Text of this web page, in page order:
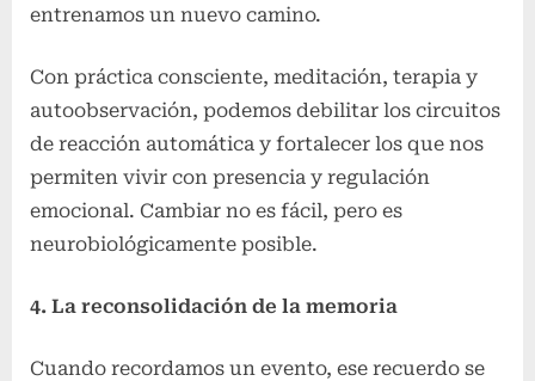
entrenamos un nuevo camino.
Con práctica consciente, meditación, terapia y
autoobservación, podemos debilitar los circuitos
de reacción automática y fortalecer los que nos
permiten vivir con presencia y regulación
emocional. Cambiar no es fácil, pero es
neurobiológicamente posible.
4. La reconsolidación de la memoria
Cuando recordamos un evento, ese recuerdo se